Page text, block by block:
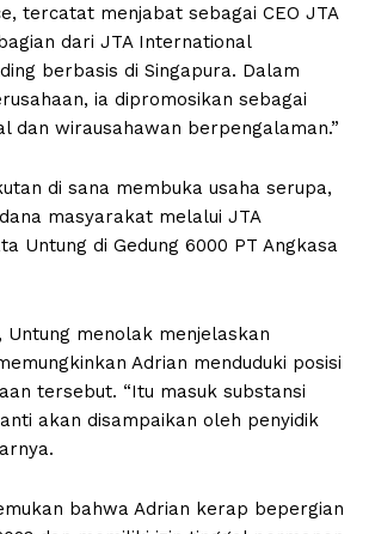
tercatat menjabat sebagai CEO JTA
dari JTA International
berbasis di Singapura. Dalam
ia dipromosikan sebagai
dan wirausahawan berpengalaman.”
di sana membuka usaha serupa,
masyarakat melalui JTA
Untung di Gedung 6000 PT Angkasa
Untung menolak menjelaskan
Adrian menduduki posisi
tersebut. “Itu masuk substansi
akan disampaikan oleh penyidik
bahwa Adrian kerap bepergian